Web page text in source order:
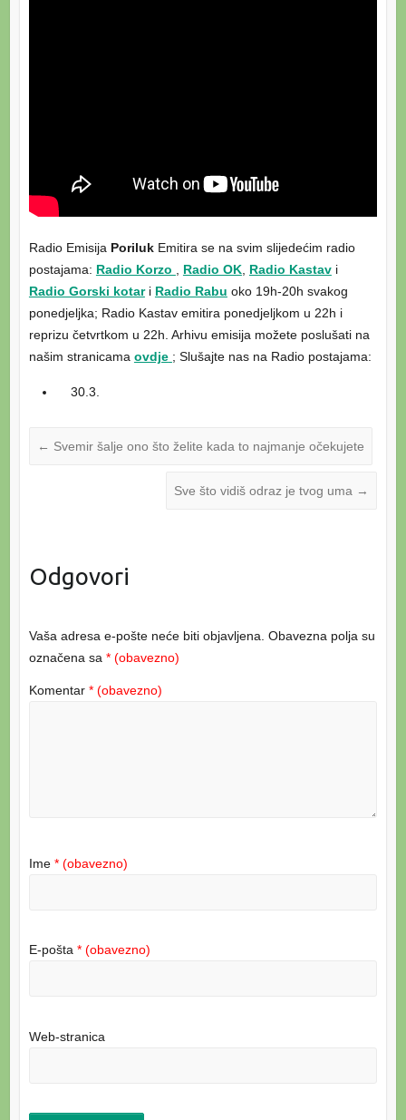
Radio Emisija PorilukEmitira se na svim slijedećim radio
postajama: Radio Korzo Radio OK, Radio Kastavi
Radio Gorski kotari Radio Rabu oko 19h-20h svakog
ponedjeljka; Radio Kastav emitira ponedjeljkom u 22h i
reprizu četvrtkom u 22h. Arhivu emisija možete poslušati na
našim stranicama ovdje ; Slušajte nas na Radio postajama:
30.3.
← Svemir šalje ono što želite kada to najmanje očekujete
Sve što vidiš odraz je tvog uma →
Odgovori
Vaša adresa e-pošte neće biti objavljena. Obavezna polja su
označena sa * (obavezno)
Komentar * (obavezno)
Ime * (obavezno)
E-pošta * (obavezno)
Web-stranica